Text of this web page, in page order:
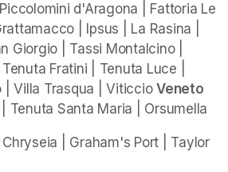
d'Aragona | Fattoria Le
| Ipsus | La Rasina |
Giorgio | Tassi Montalcino |
Fratini | Tenuta Luce |
| Villa Trasqua | Viticcio
Tenuta Santa Maria | Orsumella
Chryseia | Graham's Port | Taylor